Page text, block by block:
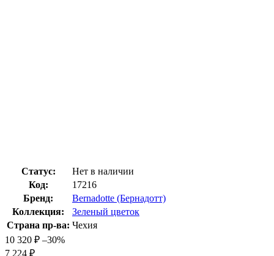
Статус:
Нет в наличии
Код:
17216
Бренд:
Bernadotte (Бернадотт)
Коллекция:
Зеленый цветок
Страна пр-ва: Чехия
10 320 ₽ –30%
7 224 ₽